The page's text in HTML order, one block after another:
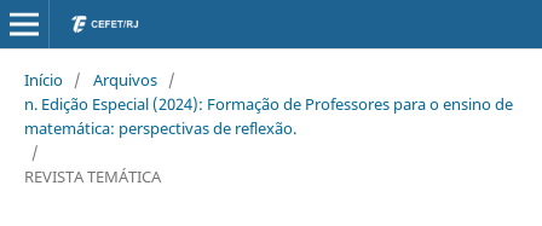
Início / Arquivos /
n. Edição Especial (2024): Formação de Professores para o ensino de
matemática: perspectivas de reflexão.
/
REVISTA TEMÁTICA